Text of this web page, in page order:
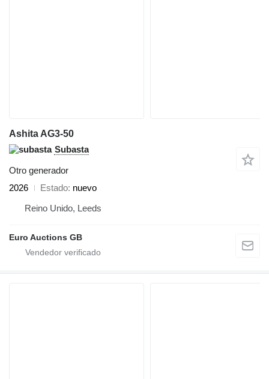
Ashita AG3-50
Subasta
Otro generador
2026
Estado nuevo
Reino Unido, Leeds
Euro Auctions GB